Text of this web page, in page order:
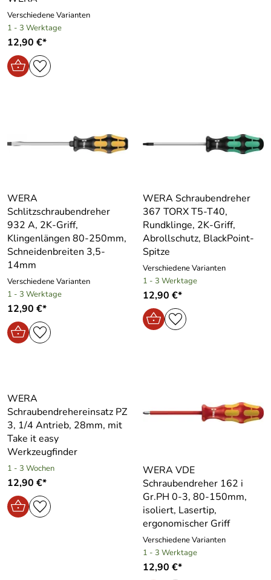
Verschiedene Varianten
1 - 3 Werktage
12,90 €*
WERA
Schlitzschraubendreher
932 A, 2K-Griff,
Klingenlängen 80-250mm,
Schneidenbreiten 3,5-
14mm
Verschiedene Varianten
1 - 3 Werktage
12,90 €*
WERA Schraubendreher
367 TORX T5-T40,
Rundklinge, 2K-Griff,
Abrollschutz, BlackPoint-
Spitze
Verschiedene Varianten
1 - 3 Werktage
12,90 €*
WERA
Schraubendrehereinsatz PZ
3, 1/4 Antrieb, 28mm, mit
Take it easy
Werkzeugfinder
1 - 3 Wochen
12,90 €*
WERA VDE
Schraubendreher 162 i
Gr.PH 0-3, 80-150mm,
isoliert, Lasertip,
ergonomischer Griff
Verschiedene Varianten
1 - 3 Werktage
12,90 €*